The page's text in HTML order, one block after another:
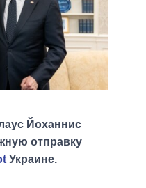
Йоханнис
отправку
Украине.